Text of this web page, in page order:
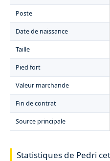
Poste
Date de naissance
Taille
Pied fort
Valeur marchande
Fin de contrat
Source principale
Statistiques de Pedri